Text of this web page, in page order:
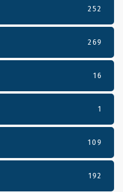
252
269
16
1
109
192